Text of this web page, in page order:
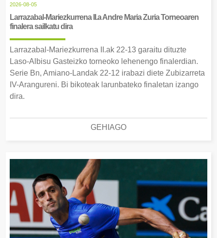
2026-08-05
Larrazabal-Mariezkurrena II.a Andre Maria Zuria Torneoaren
finalera sailkatu dira
Larrazabal-Mariezkurrena II.ak 22-13 garaitu dituzte
Laso-Albisu Gasteizko torneoko lehenengo finalerdian.
Serie Bn, Amiano-Landak 22-12 irabazi diete Zubizarreta
IV-Arangureni. Bi bikoteak larunbateko finaletan izango
dira.
GEHIAGO